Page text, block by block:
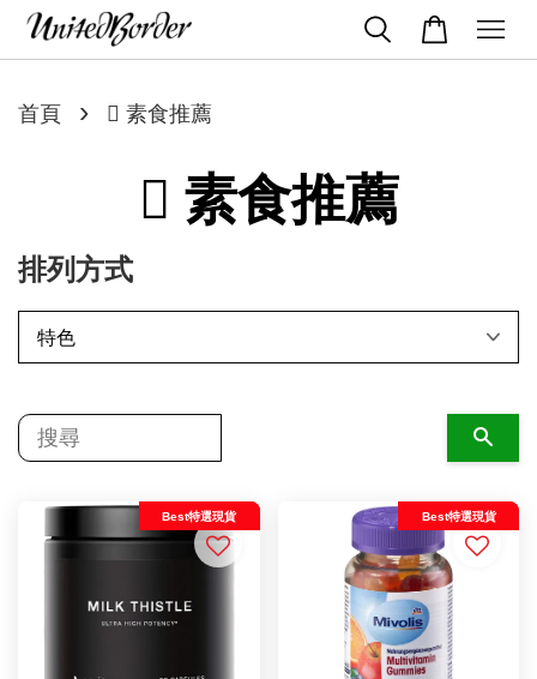
首頁 ›  素食推薦
 素食推薦
排列方式
Best特選現貨 Best特選現貨